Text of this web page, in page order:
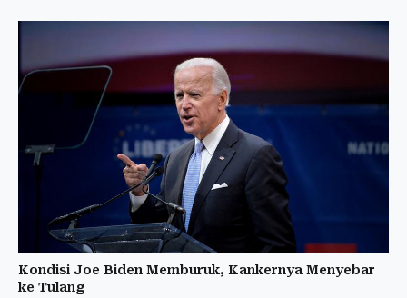
Kondisi Joe Biden Memburuk, Kankernya Menyebar
ke Tulang